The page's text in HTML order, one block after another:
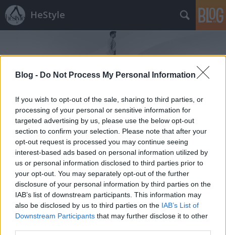
Blog - Do Not Process My Personal Information
If you wish to opt-out of the sale, sharing to third parties, or
processing of your personal or sensitive information for
targeted advertising by us, please use the below opt-out
section to confirm your selection. Please note that after your
opt-out request is processed you may continue seeing
interest-based ads based on personal information utilized by
us or personal information disclosed to third parties prior to
your opt-out. You may separately opt-out of the further
disclosure of your personal information by third parties on the
IAB’s list of downstream participants. This information may
also be disclosed by us to third parties on the IAB’s List of
Downstream Participants that may further disclose it to other
HeStyle
Címkék»bakancsdivat_2014
Tipp: Téliesítsd a cipőidet!
HeStyle•2014. december 01.
Sajnos nem tagadhatjuk többé: megérkezett a tél és
vele együtt a pocsék időjárás is! Bár egyelőre a hó
még megkímél minket, az esős, hideg, latyakos idő
már itt van, így nem árt téli cipőinket is felkészíteni